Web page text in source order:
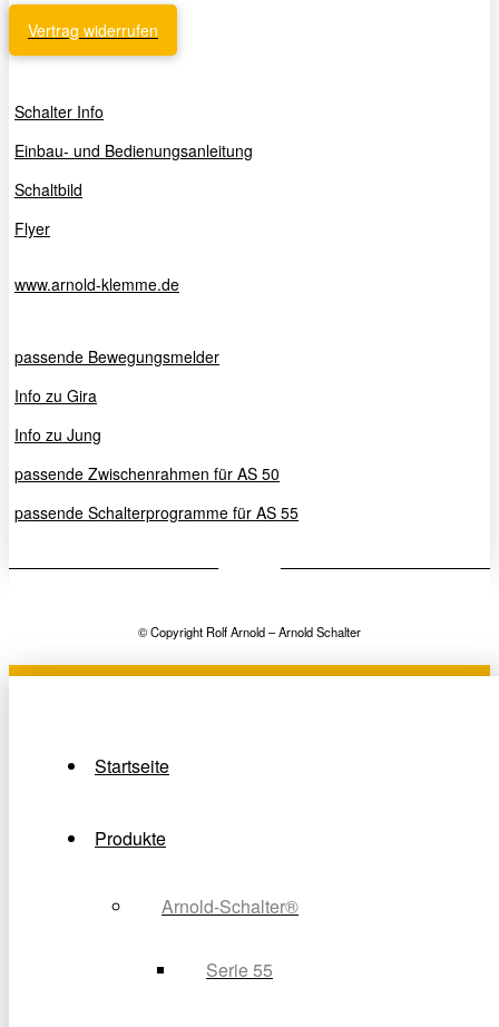
Vertrag widerrufen
Schalter Info
Einbau- und Bedienungsanleitung
Schaltbild
Flyer
www.arnold-klemme.de
passende Bewegungsmelder
Info zu Gira
Info zu Jung
passende Zwischenrahmen für AS 50
passende Schalterprogramme für AS 55
© Copyright Rolf Arnold – Arnold Schalter
Startseite
Produkte
Arnold-Schalter®
Serie 55